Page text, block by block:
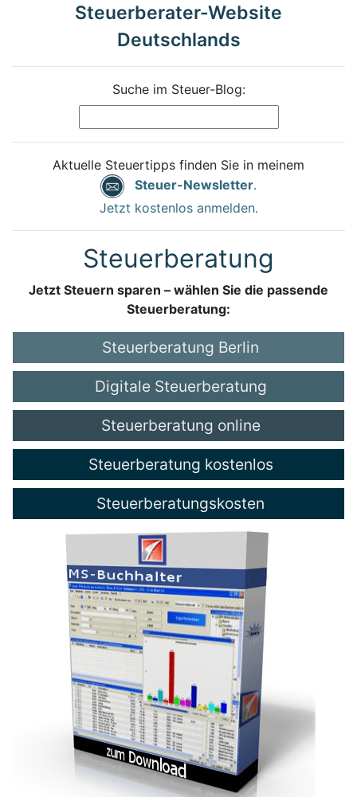
Steuerberater-Website
Deutschlands
Suche im Steuer-Blog:
Aktuelle Steuertipps finden Sie in meinem
Steuer-Newsletter.
Jetzt kostenlos anmelden.
Steuerberatung
Jetzt Steuern sparen – wählen Sie die passende
Steuerberatung:
Steuerberatung Berlin
Digitale Steuerberatung
Steuerberatung online
Steuerberatung kostenlos
Steuerberatungskosten